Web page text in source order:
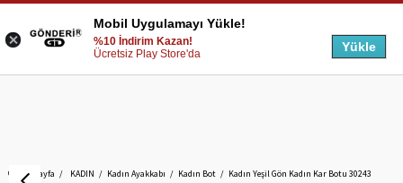
Anasayfa KADIN Kadın Ayakkabı Kadın Bot Kadın Yeşil Gön Kadın Kar Botu 30243
Mobil Uygulamayı Yükle!
%10 İndirim Kazan!
Ücretsiz Play Store'da
Yükle